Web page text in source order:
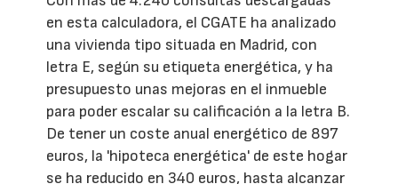
en esta calculadora, el CGATE ha analizado
una vivienda tipo situada en Madrid, con
letra E, según su etiqueta energética, y ha
presupuesto unas mejoras en el inmueble
para poder escalar su calificación a la letra B.
De tener un coste anual energético de 897
euros, la 'hipoteca energética' de este hogar
se ha reducido en 340 euros, hasta alcanzar